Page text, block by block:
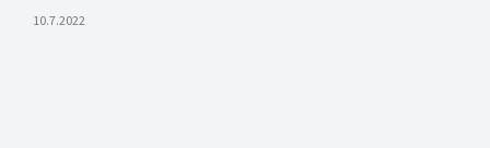
10.7.2022